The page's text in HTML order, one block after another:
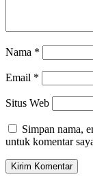
Nama *
Email *
Situs Web
Simpan nama,
untuk komentar